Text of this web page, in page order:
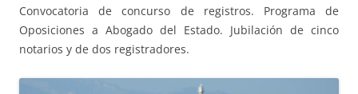
Convocatoria de concurso de registros. Programa de
Oposiciones a Abogado del Estado. Jubilación de cinco
notarios y de dos registradores.